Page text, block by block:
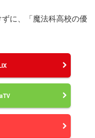
に、「魔法科高校の優